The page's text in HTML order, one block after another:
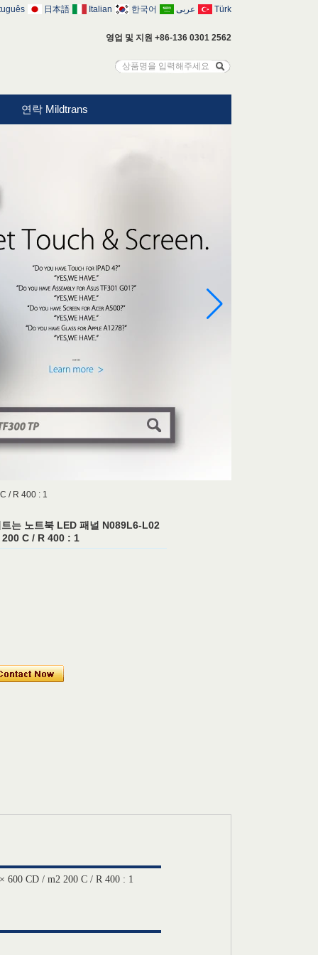
영업 및 지원 +86-136 0301 2562
日本語 Italian 한국어 عربى Türk
연락 Mildtrans
/ R 400 : 1
는 노트북 LED 패널 N089L6-L02
C / R 400 : 1
CD / m2 200 C / R 400 : 1